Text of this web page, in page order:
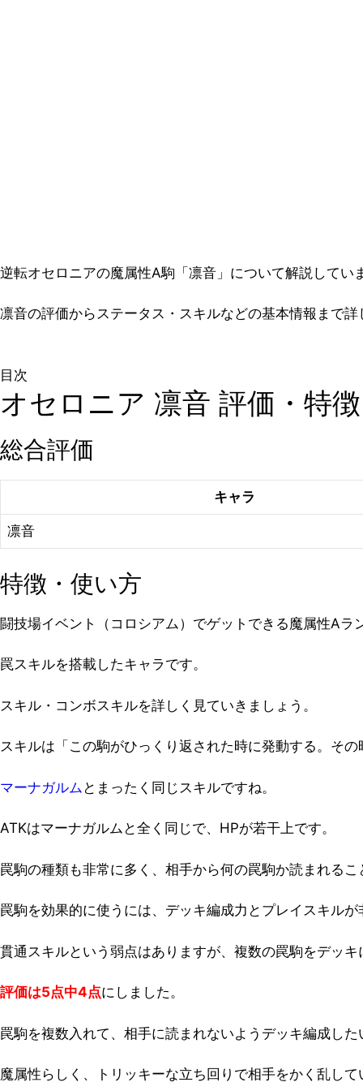
逆転オセロニアの魔属性A駒「凛音」について解説してい
凛音の評価からステータス・スキルなどの基本情報まで詳
目次
オセロニア 凛音 評価・特徴
総合評価
キャラ
凛音
特徴・使い方
闘技場イベント（コロシアム）でゲットできる魔属性Aラ
罠スキルを搭載したキャラです。
スキル・コンボスキルを詳しく見ていきましょう。
スキルは「この駒がひっくり返された時に発動する。そ
マーナガルム とまったく同じスキルですね。
ATKはマーナガルムと全く同じで、HPが若干上です。
罠駒の種類も非常に多く、相手から何の罠駒か読まれるこ
罠駒を効果的に使うには、デッキ編成力とプレイスキルが
貫通スキルという弱点はありますが、複数の罠駒をデッ
評価は5点中4点にしました。
罠駒を複数入れて、相手に読まれないようデッキ編成した
魔属性らしく、トリッキーな立ち回りで相手をかく乱して